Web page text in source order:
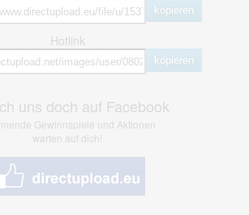
kopieren
Hotlink
kopieren
uns doch auf Facebook
Gewinnspiele und Aktionen
warten auf dich!